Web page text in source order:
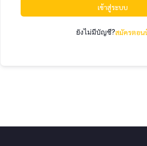
เข้าสู่ระบบ
ยังไม่มีบัญชี?สมัครตอน